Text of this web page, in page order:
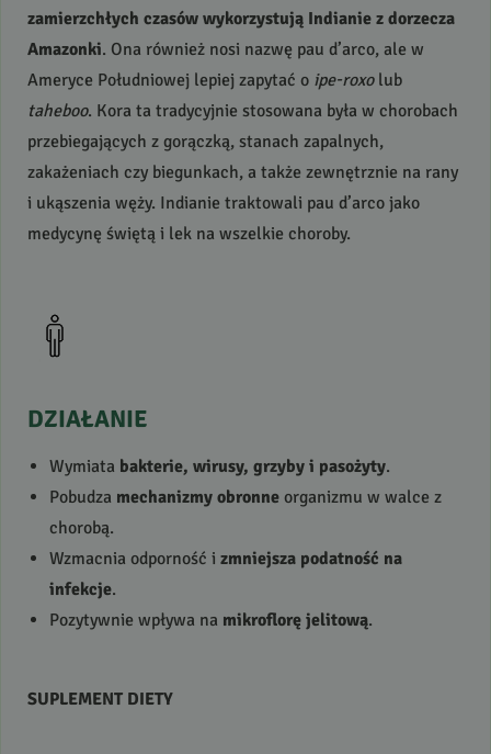
zamierzchłych czasów wykorzystują Indianie z dorzecza
Amazonki. Ona również nosi nazwę pau d’arco, ale w
Ameryce Południowej lepiej zapytać o ipe-roxolub
taheboo. Kora ta tradycyjnie stosowana była w chorobach
przebiegających z gorączką, stanach zapalnych,
zakażeniach czy biegunkach, a także zewnętrznie na rany
i ukąszenia węży. Indianie traktowali pau d’arco jako
medycynę świętą i lek na wszelkie choroby.
DZIAŁANIE
Wymiata bakterie, wirusy, grzyby i pasożyty.
Pobudza mechanizmy obronne organizmu w walce z
chorobą.
Wzmacnia odporność i zmniejsza podatność na
infekcje.
Pozytywnie wpływa na mikroflorę jelitową.
SUPLEMENT DIETY